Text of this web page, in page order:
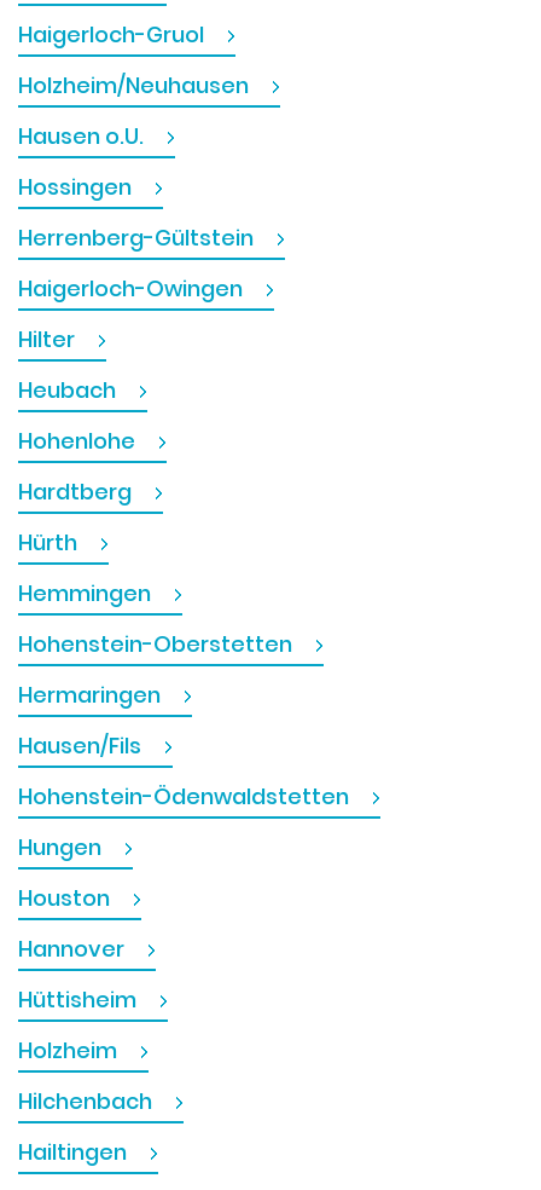
Haigerloch-Gruol
Holzheim/Neuhausen
Hausen o.U.
Hossingen
Herrenberg-Gültstein
Haigerloch-Owingen
Hilter
Heubach
Hohenlohe
Hardtberg
Hürth
Hemmingen
Hohenstein-Oberstetten
Hermaringen
Hausen/Fils
Hohenstein-Ödenwaldstetten
Hungen
Houston
Hannover
Hüttisheim
Holzheim
Hilchenbach
Hailtingen